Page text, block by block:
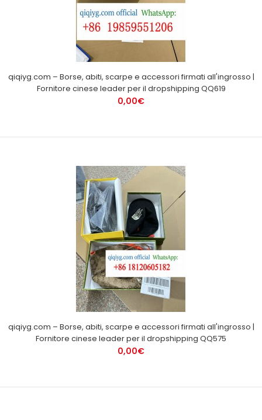
qiqiyg.com – Borse, abiti, scarpe e accessori firmati all'ingrosso |
Fornitore cinese leader per il dropshipping QQ619
0,00€
qiqiyg.com – Borse, abiti, scarpe e accessori firmati all'ingrosso |
Fornitore cinese leader per il dropshipping QQ575
0,00€